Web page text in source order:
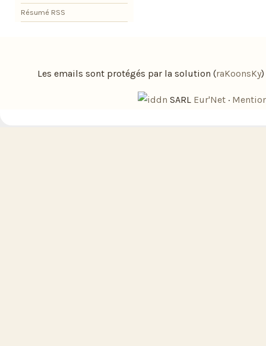
Résumé RSS
Les emails sont protégés par la solution (raKoonsKy)
SARL Eur'Net ·